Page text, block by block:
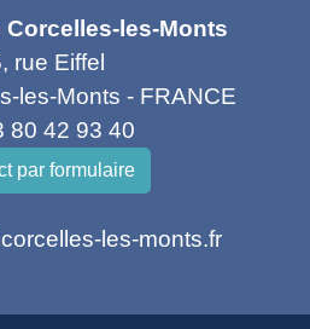
Corcelles-les-Monts
rue Eiffel
les-Monts - FRANCE
80 42 93 40
par formulaire
les-monts.fr